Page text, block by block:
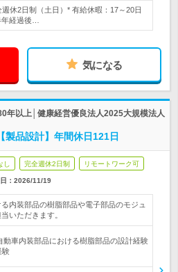
休2日制（土日）* 有給休暇：17～20日
年経過後…
気になる
年以上│健康経営優良法人2025大規模法人
製品設計】年間休日121日
し 完全週休2日制 リモートワーク可
： 2026/11/19
内装部品の樹脂部品や電子部品のモジュ
いただきます。
動車内装部品における樹脂部品の設計経験
験